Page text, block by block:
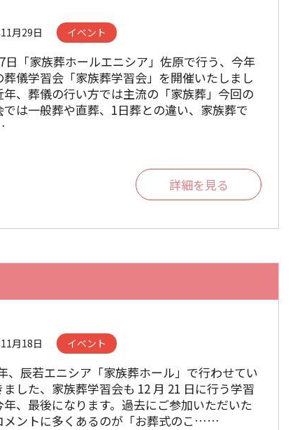
月29日 イベント
日「家族葬ホールエニシア」佐原で行う、今年
葬儀学習会「家族葬学習会」を開催いたしまし
年、葬儀の行い方では主流の「家族葬」今回の
では一般葬や直葬、1日葬との違い、家族葬で
詳細を見る
月18日 イベント
、辰若エニシア「家族葬ホール」で行わせてい
ました、家族葬学習会も 12 月 21 日に行う学習
年、最後になります。過去にご参加いただいた
メントに多くあるのが「お葬式のこ……